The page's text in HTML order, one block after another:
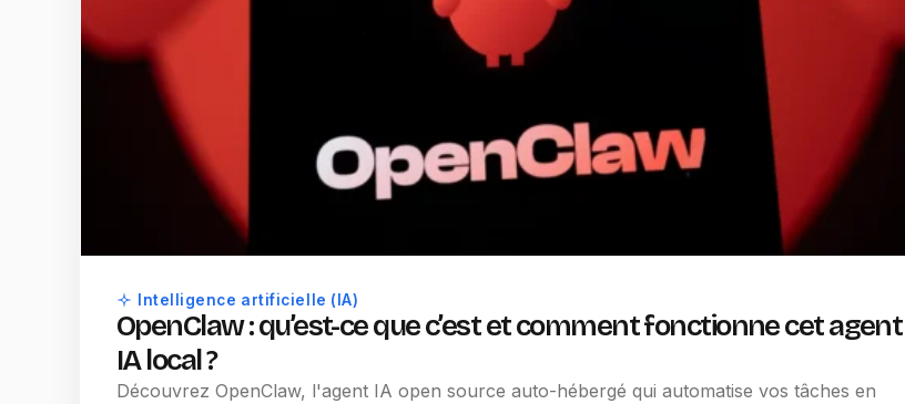
Intelligence artificielle (IA)
OpenClaw : qu’est-ce que c’est et comment fonctionne cet agent
IA local ?
Découvrez OpenClaw, l'agent IA open source auto-hébergé qui automatise vos tâches en